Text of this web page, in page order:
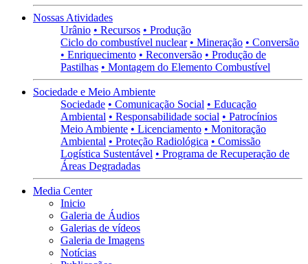
Nossas Atividades
Urânio • Recursos • Produção
Ciclo do combustível nuclear • Mineração • Conversão
• Enriquecimento • Reconversão • Produção de
Pastilhas • Montagem do Elemento Combustível
Sociedade e Meio Ambiente
Sociedade • Comunicação Social • Educação
Ambiental • Responsabilidade social • Patrocínios
Meio Ambiente • Licenciamento • Monitoração
Ambiental • Proteção Radiológica • Comissão
Logística Sustentável • Programa de Recuperação de
Áreas Degradadas
Media Center
Inicio
Galeria de Áudios
Galerias de vídeos
Galeria de Imagens
Notícias